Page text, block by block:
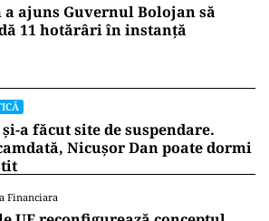
a ajuns Guvernul Bolojan să
11 hotărâri în instanță
și-a făcut site de suspendare.
Nicușor Dan poate dormi
Financiara